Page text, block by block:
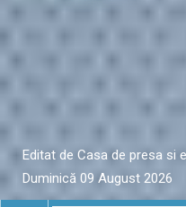
Editat de Casa de presa si
Duminică 09 August 2026